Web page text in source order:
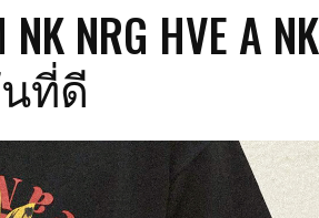
NRG HVE A NK
นที่ดี